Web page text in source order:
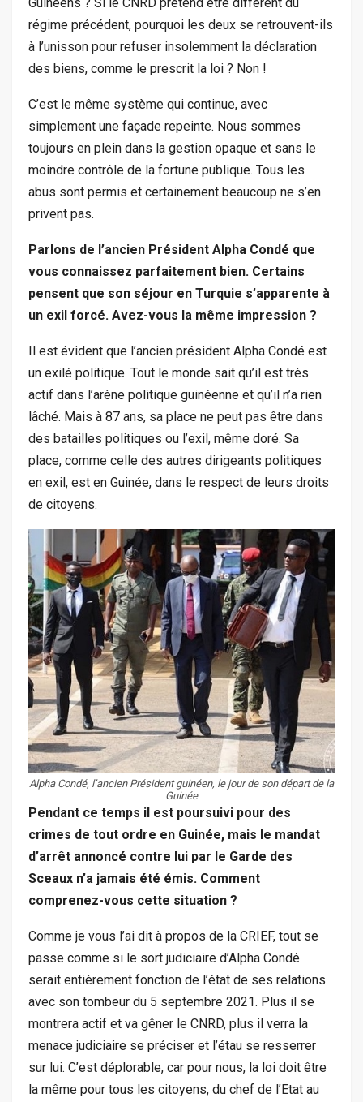
régime précédent, pourquoi les deux se retrouvent-ils
à l’unisson pour refuser insolemment la déclaration
des biens, comme le prescrit la loi ? Non !
C’est le même système qui continue, avec
simplement une façade repeinte. Nous sommes
toujours en plein dans la gestion opaque et sans le
moindre contrôle de la fortune publique. Tous les
abus sont permis et certainement beaucoup ne s’en
privent pas.
Parlons de l’ancien Président Alpha Condé que
vous connaissez parfaitement bien. Certains
pensent que son séjour en Turquie s’apparente à
un exil forcé. Avez-vous la même impression ?
Il est évident que l’ancien président Alpha Condé est
un exilé politique. Tout le monde sait qu’il est très
actif dans l’arène politique guinéenne et qu’il n’a rien
lâché. Mais à 87 ans, sa place ne peut pas être dans
des batailles politiques ou l’exil, même doré. Sa
place, comme celle des autres dirigeants politiques
en exil, est en Guinée, dans le respect de leurs droits
de citoyens.
Alpha Condé, l’ancien Président guinéen, le jour de son départ de la
Guinée
Pendant ce temps il est poursuivi pour des
crimes de tout ordre en Guinée, mais le mandat
d’arrêt annoncé contre lui par le Garde des
Sceaux n’a jamais été émis. Comment
comprenez-vous cette situation ?
Comme je vous l’ai dit à propos de la CRIEF, tout se
passe comme si le sort judiciaire d’Alpha Condé
serait entièrement fonction de l’état de ses relations
avec son tombeur du 5 septembre 2021. Plus il se
montrera actif et va gêner le CNRD, plus il verra la
menace judiciaire se préciser et l’étau se resserrer
sur lui. C’est déplorable, car pour nous, la loi doit être
la même pour tous les citoyens, du chef de l’Etat au